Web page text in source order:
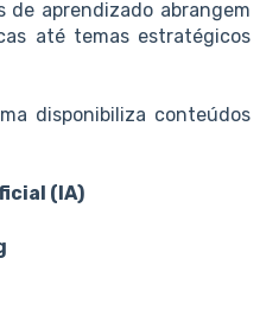
de aprendizado abrangem
até temas estratégicos
disponibiliza conteúdos
(IA)